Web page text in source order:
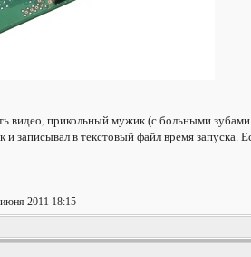
видео, прикольный мужик (с больными
и записывал в текстовый файл время запуска.
2011 18:15